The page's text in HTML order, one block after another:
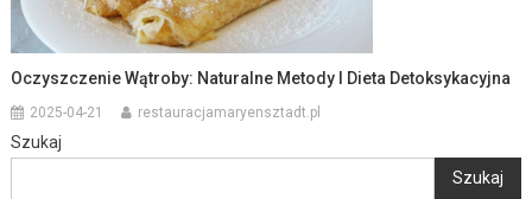
Oczyszczenie Wątroby: Naturalne Metody I Dieta Detoksykacyjna
2025-04-21 restauracjamaryensztadt.pl
Szukaj
Szukaj